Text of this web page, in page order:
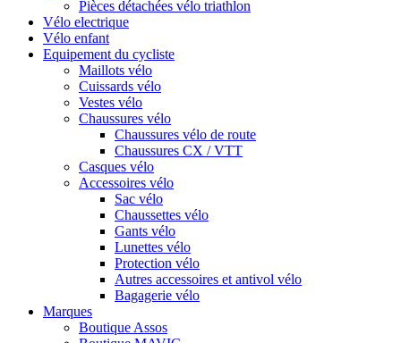
Pièces détachées vélo triathlon
Vélo electrique
Vélo enfant
Equipement du cycliste
Maillots vélo
Cuissards vélo
Vestes vélo
Chaussures vélo
Chaussures vélo de route
Chaussures CX / VTT
Casques vélo
Accessoires vélo
Sac vélo
Chaussettes vélo
Gants vélo
Lunettes vélo
Protection vélo
Autres accessoires et antivol vélo
Bagagerie vélo
Marques
Boutique Assos